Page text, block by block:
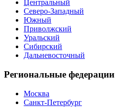
Центральный
Северо-Западный
Южный
Приволжский
Уральский
Сибирский
Дальневосточный
Региональные федерации
Москва
Санкт-Петербург